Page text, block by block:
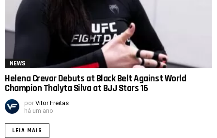
NEWS
Helena Crevar Debuts at Black Belt Against World
Champion Thalyta Silva at BJJ Stars 16
por Vitor Freitas
há um ano
LEIA MAIS